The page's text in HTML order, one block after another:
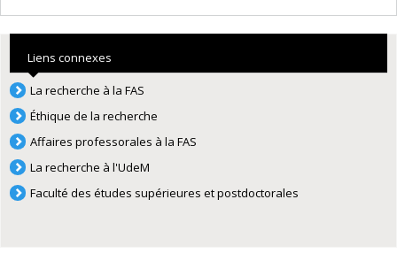
Liens connexes
La recherche à la FAS
Éthique de la recherche
Affaires professorales à la FAS
La recherche à l'UdeM
Faculté des études supérieures et postdoctorales